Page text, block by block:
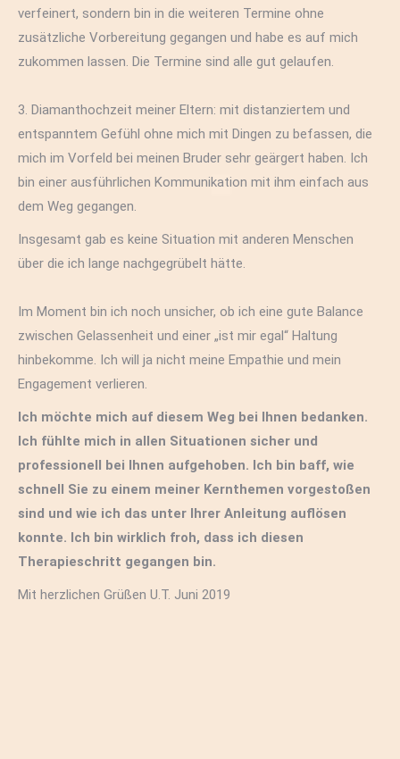
verfeinert, sondern bin in die weiteren Termine ohne
zusätzliche Vorbereitung gegangen und habe es auf mich
zukommen lassen. Die Termine sind alle gut gelaufen.
3. Diamanthochzeit meiner Eltern: mit distanziertem und
entspanntem Gefühl ohne mich mit Dingen zu befassen, die
mich im Vorfeld bei meinen Bruder sehr geärgert haben. Ich
bin einer ausführlichen Kommunikation mit ihm einfach aus
dem Weg gegangen.
Insgesamt gab es keine Situation mit anderen Menschen
über die ich lange nachgegrübelt hätte.
Im Moment bin ich noch unsicher, ob ich eine gute Balance
zwischen Gelassenheit und einer „ist mir egal“ Haltung
hinbekomme. Ich will ja nicht meine Empathie und mein
Engagement verlieren.
Ich möchte mich auf diesem Weg bei Ihnen bedanken.
Ich fühlte mich in allen Situationen sicher und
professionell bei Ihnen aufgehoben. Ich bin baff, wie
schnell Sie zu einem meiner Kernthemen vorgestoßen
sind und wie ich das unter Ihrer Anleitung auflösen
konnte. Ich bin wirklich froh, dass ich diesen
Therapieschritt gegangen bin.
Mit herzlichen Grüßen U.T. Juni 2019